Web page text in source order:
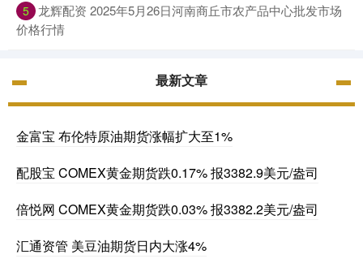
5 龙辉配资 2025年5月26日河南商丘市农产品中心批发市场
价格行情
最新文章
金富宝 布伦特原油期货涨幅扩大至1%
配股宝 COMEX黄金期货跌0.17% 报3382.9美元/盎司
倍悦网 COMEX黄金期货跌0.03% 报3382.2美元/盎司
汇通资管 美豆油期货日内大涨4%